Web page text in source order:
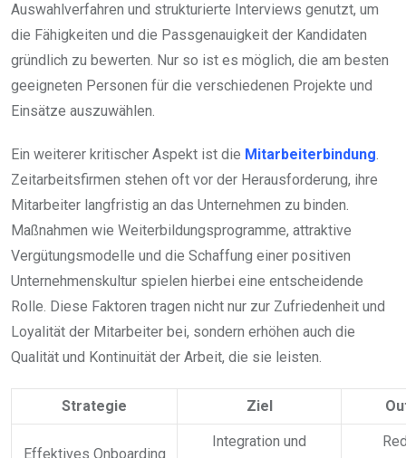
Auswahlverfahren und strukturierte Interviews genutzt, um
die Fähigkeiten und die Passgenauigkeit der Kandidaten
gründlich zu bewerten. Nur so ist es möglich, die am besten
geeigneten Personen für die verschiedenen Projekte und
Einsätze auszuwählen.
Ein weiterer kritischer Aspekt ist die Mitarbeiterbindung.
Zeitarbeitsfirmen stehen oft vor der Herausforderung, ihre
Mitarbeiter langfristig an das Unternehmen zu binden.
Maßnahmen wie Weiterbildungsprogramme, attraktive
Vergütungsmodelle und die Schaffung einer positiven
Unternehmenskultur spielen hierbei eine entscheidende
Rolle. Diese Faktoren tragen nicht nur zur Zufriedenheit und
Loyalität der Mitarbeiter bei, sondern erhöhen auch die
Qualität und Kontinuität der Arbeit, die sie leisten.
Strategie Ziel
Effektives Onboarding
Integration und